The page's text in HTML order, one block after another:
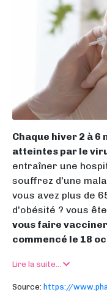
Chaque hiver 2 à
atteintes par le
entraîner une
souffrez d'une
vous avez plus de
d'obésité ? vous
vous faire
commencé le 18
Lire la suite...
Source: https://